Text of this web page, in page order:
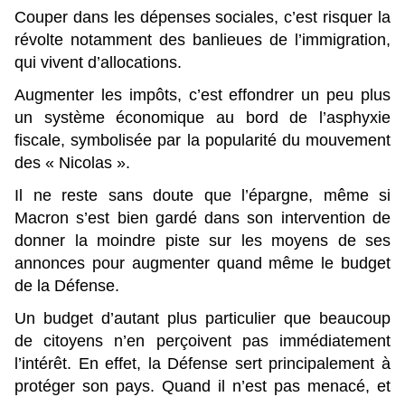
Couper dans les dépenses sociales, c’est risquer la
révolte notamment des banlieues de l’immigration,
qui vivent d’allocations.
Augmenter les impôts, c’est effondrer un peu plus
un système économique au bord de l’asphyxie
fiscale, symbolisée par la popularité du mouvement
des « Nicolas ».
Il ne reste sans doute que l’épargne, même si
Macron s’est bien gardé dans son intervention de
donner la moindre piste sur les moyens de ses
annonces pour augmenter quand même le budget
de la Défense.
Un budget d’autant plus particulier que beaucoup
de citoyens n’en perçoivent pas immédiatement
l’intérêt. En effet, la Défense sert principalement à
protéger son pays. Quand il n’est pas menacé, et